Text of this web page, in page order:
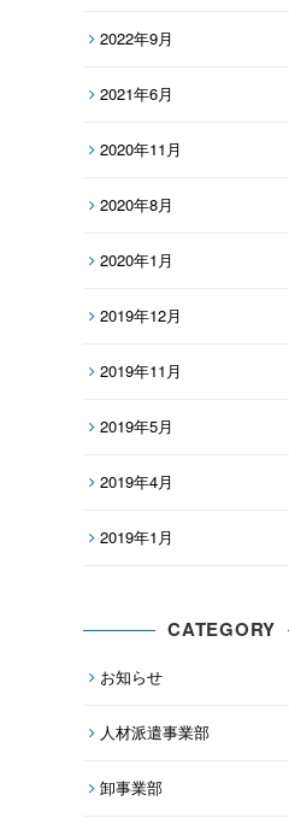
2022年9月
2021年6月
2020年11月
2020年8月
2020年1月
2019年12月
2019年11月
2019年5月
2019年4月
2019年1月
CATEGORY
お知らせ
人材派遣事業部
卸事業部